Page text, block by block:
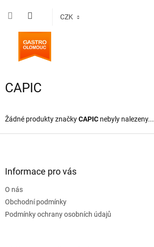
CZK
CAPIC
Žádné produkty značkyCAPIC nebyly nalezeny...
Informace pro vás
O nás
Obchodní podmínky
Podmínky ochrany osobních údajů